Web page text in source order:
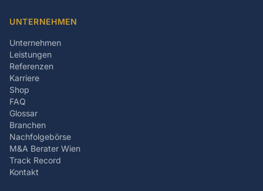
UNTERNEHMEN
Unternehmen
Leistungen
Referenzen
Karriere
Shop
FAQ
Glossar
Branchen
Nachfolgebörse
M&A Berater Wien
Track Record
Kontakt